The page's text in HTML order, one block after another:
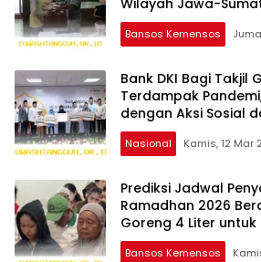
Wilayah Jawa-
Prioritas Penerima
Bansos Kemensos
Bank DKI Bagi Takjil
Terdampak
dengan Aksi Sosial
Transportasi Gratis
Halaman
Nasional
Prediksi Jadwal
Ramadhan 2026
Goreng 4 Liter untuk
Wilayah Indonesia
Bansos Kemensos